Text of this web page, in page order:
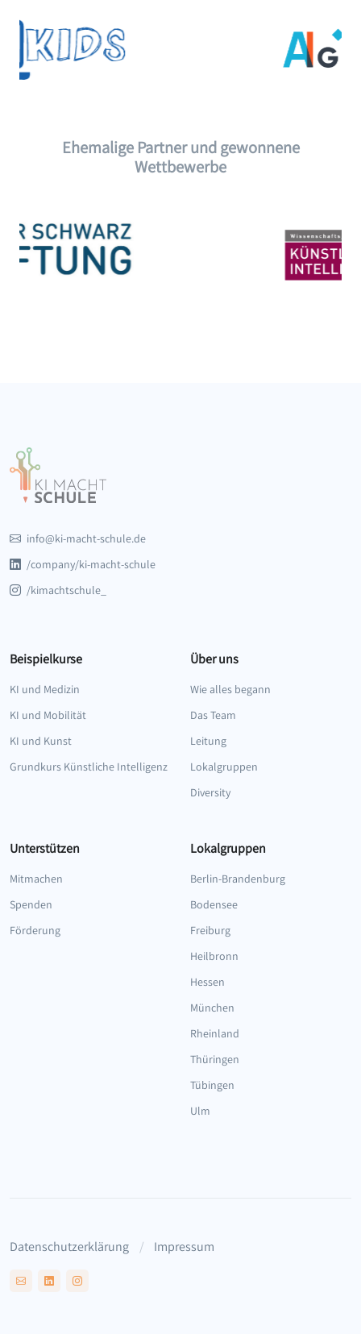
Ehemalige Partner und gewonnene
Wettbewerbe
info@ki-macht-schule.de
/company/ki-macht-schule
/kimachtschule_
Beispielkurse
KI und Medizin
KI und Mobilität
KI und Kunst
Grundkurs Künstliche Intelligenz
Über uns
Wie alles begann
Das Team
Leitung
Lokalgruppen
Diversity
Unterstützen
Mitmachen
Spenden
Förderung
Lokalgruppen
Berlin-Brandenburg
Bodensee
Freiburg
Heilbronn
Hessen
München
Rheinland
Thüringen
Tübingen
Ulm
Datenschutzerklärung Impressum